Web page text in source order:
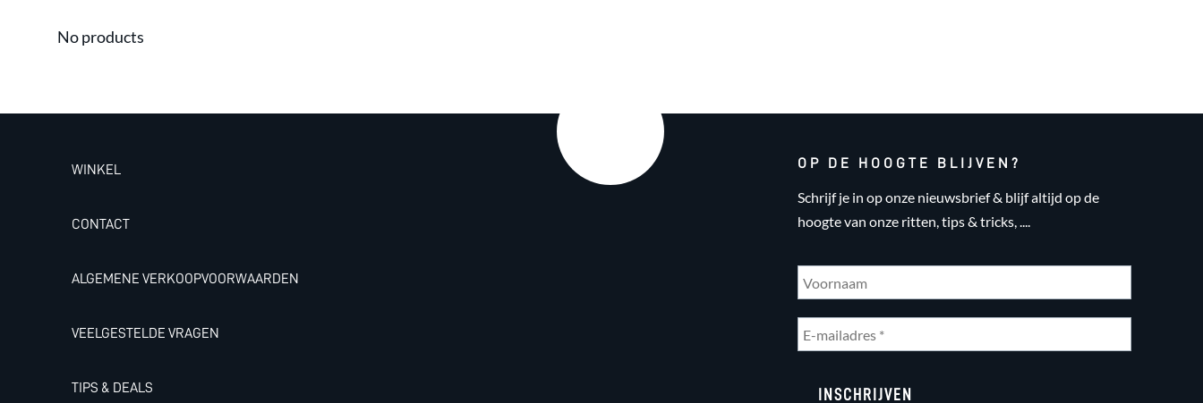
No products
WINKEL
CONTACT
ALGEMENE VERKOOPVOORWAARDEN
VEELGESTELDE VRAGEN
TIPS & DEALS
OP DE HOOGTE BLIJVEN?
Schrijf je in op onze nieuwsbrief & blijf altijd op de
hoogte van onze ritten, tips & tricks, ....